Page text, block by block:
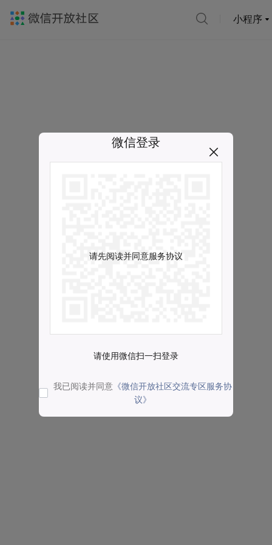
小程序
微信登录
请先阅读并同意服务协议
请使用微信扫一扫登录
我已阅读并同意 《微信开放社区交流专区服务协
议》